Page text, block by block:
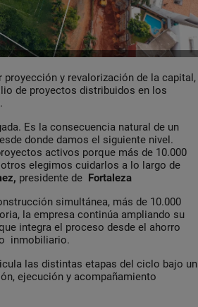
y revalorización de la capital,
de proyectos distribuidos en los
Es la consecuencia natural de un
donde damos el siguiente nivel.
activos porque más de 10.000
elegimos cuidarlos a lo largo de
presidente de Fortaleza
simultánea, más de 10.000
la empresa continúa ampliando su
integra el proceso desde el ahorro
inmobiliario.
las distintas etapas del ciclo bajo un
ejecución y acompañamiento